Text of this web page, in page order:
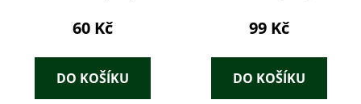
60 Kč
DO KOŠÍKU
99 Kč
DO KOŠÍKU